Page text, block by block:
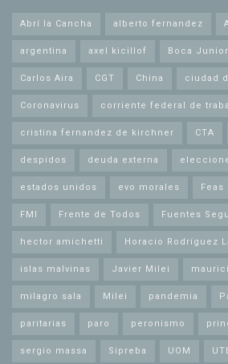
Abrí la Cancha alberto fernandez
argentina axel kicillof Boca
Carlos Aira CGT China ciudad
Coronavirus corriente federal de
cristina fernandez de kirchner CTA
despidos deuda externa
estados unidos evo morales Feas
FMI Frente de Todos Fuentes
hector amichetti Horacio Rodríguez
islas malvinas Javier Milei
milagro sala Milei pandemia
paritarias paro peronismo
sergio massa Sipreba UOM